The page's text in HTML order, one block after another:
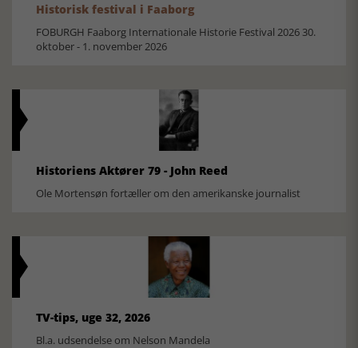
Historisk festival i Faaborg
FOBURGH Faaborg Internationale Historie Festival 2026 30.
oktober - 1. november 2026
Historiens Aktører 79 - John Reed
Ole Mortensøn fortæller om den amerikanske journalist
TV-tips, uge 32, 2026
Bl.a. udsendelse om Nelson Mandela